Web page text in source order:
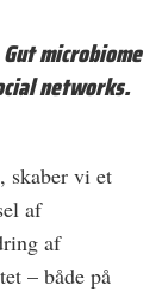
microbiome
networks.
skaber vi et
af
af
– både på